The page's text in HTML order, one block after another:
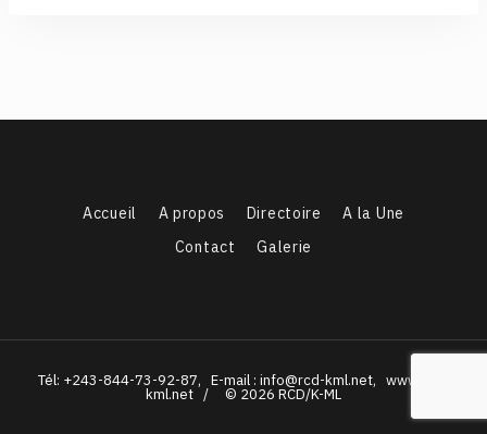
Accueil A propos Directoire
A la Une
Contact
Galerie
Tél: +243-844-73-92-87, E-mail : info@rcd-kml.net, www.rcd-
kml.net / © 2026 RCD/K-ML